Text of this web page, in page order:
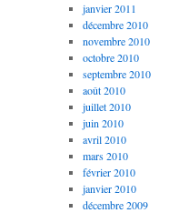
janvier 2011
décembre 2010
novembre 2010
octobre 2010
septembre 2010
août 2010
juillet 2010
juin 2010
avril 2010
mars 2010
février 2010
janvier 2010
décembre 2009